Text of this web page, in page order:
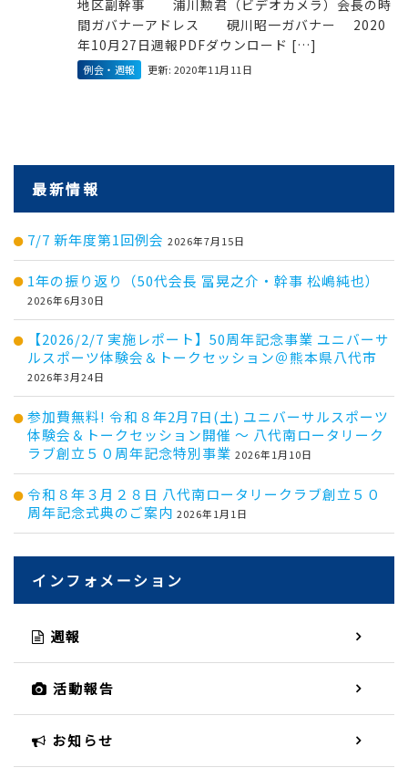
地区副幹事 浦川勲君（ビデオカメラ）会長の時
間ガバナーアドレス 硯川昭一ガバナー 2020
年10月27日週報PDFダウンロード […]
例会・週報 更新: 2020年11月11日
最新情報
7/7 新年度第1回例会 2026年7月15日
1年の振り返り（50代会長 冨晃之介・幹事 松嶋純也）
2026年6月30日
【2026/2/7 実施レポート】50周年記念事業 ユニバーサ
ルスポーツ体験会＆トークセッション＠熊本県八代市
2026年3月24日
参加費無料! 令和８年2月7日(土) ユニバーサルスポーツ
体験会＆トークセッション開催 ～ 八代南ロータリーク
ラブ創立５０周年記念特別事業 2026年1月10日
令和８年３月２８日 八代南ロータリークラブ創立５０
周年記念式典のご案内 2026年1月1日
インフォメーション
週報
活動報告
お知らせ